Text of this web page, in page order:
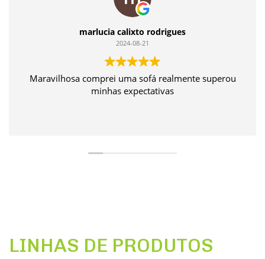
marlucia calixto rodrigues
2024-08-21
Maravilhosa comprei uma sofá realmente superou
minhas expectativas
LINHAS DE PRODUTOS